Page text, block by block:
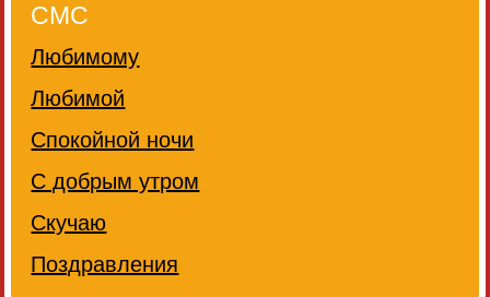
СМС
Любимому
Любимой
Спокойной ночи
С добрым утром
Скучаю
Поздравления